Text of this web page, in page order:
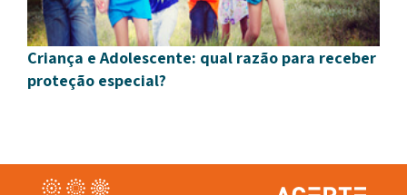
Criança e Adolescente: qual razão para receber
proteção especial?